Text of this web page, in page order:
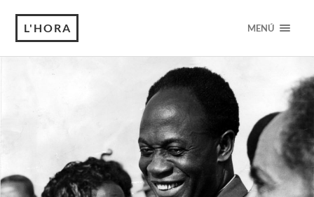
L'HORA MENÚ